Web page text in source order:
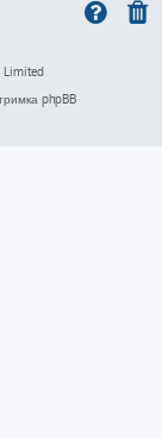
Limited
phpBB